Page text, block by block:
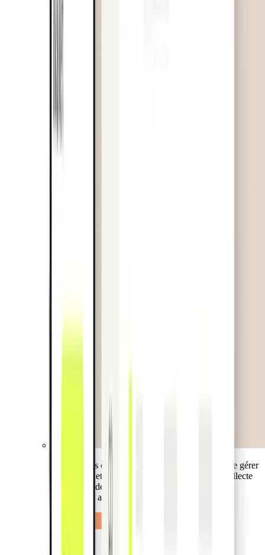
Offrez à vos clients un moyen simple et intuitif de gérer
leurs cartes et leurs dépenses partout. Inclut la collecte
intelligente des reçus et des fonctions comptables
directement au point de vente.